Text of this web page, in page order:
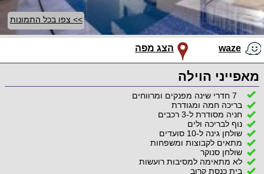
>> צפו בכל התמונות
waze הצג מפה
מאפייני הוילה
7 חדרי שינה מפנקים ומרווחים
בריכה חמה ומגודרת
חניה מסודרת ל-3 רכבים
נוף לבריכה ולים
שולחן גינה ל-10 סועדים
מתאים לקבוצות ומשפחות
שולחן סנוקר
לא מתאימה למסיבות רועשות
בית כנסת קרוב